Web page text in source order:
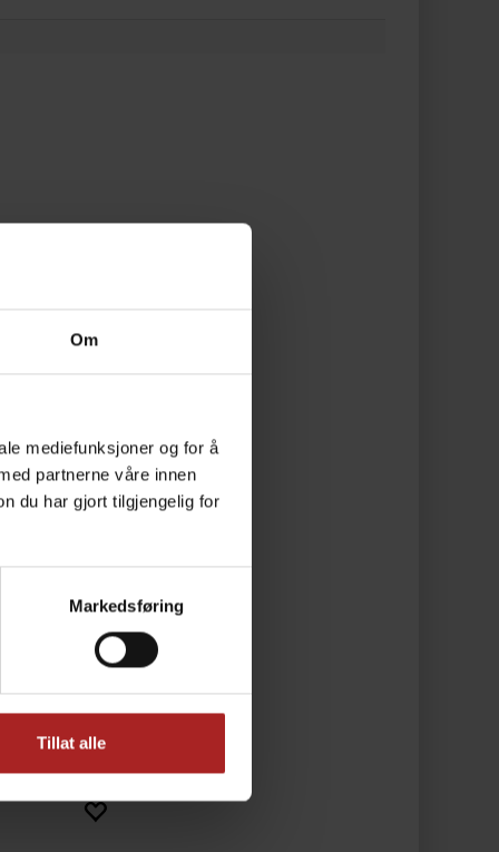
Om
mediefunksjoner og for å
partnerne våre innen
du har gjort tilgjengelig for
Markedsføring
Tillat alle